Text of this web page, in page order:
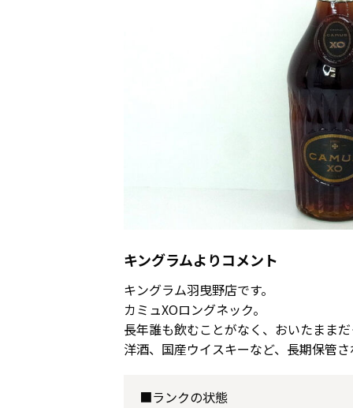
キングラムよりコメント
キングラム羽曳野店です。
カミュXOロングネック。
長年誰も飲むことがなく、おいたまま
洋酒、国産ウイスキーなど、長期保管
■ランクの状態